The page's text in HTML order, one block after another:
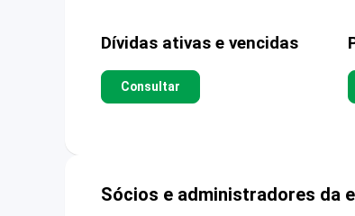
Dívidas ativas e vencidas
Consultar
Sócios e administradores da